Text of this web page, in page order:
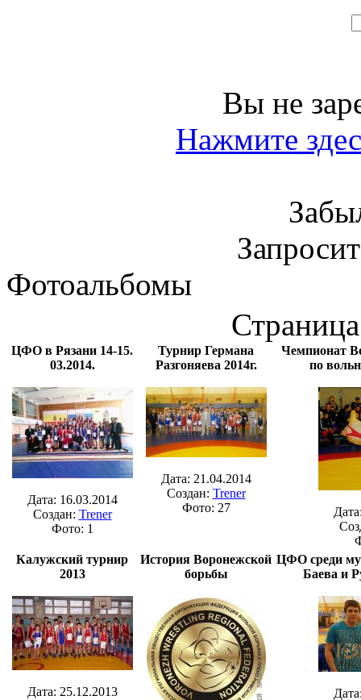
Вы не
Нажмите
Фотоальбомы
ЦФО в Рязани 14-15.
03.2014.
Дата: 16.03.2014
Создан: Trener
Фото: 1
Турнир Германа
Разгоняева 2014г.
Дата: 21.04.2014
Создан: Trener
Фото: 27
Чемпионат
по
Калужский турнир
2013
Дата: 25.12.2013
История Воронежской
борьбы
ЦФО среди
Баева и